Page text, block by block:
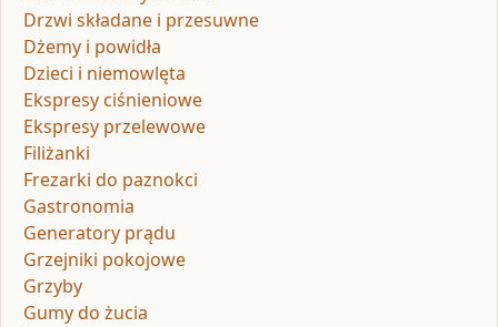
Drzwi składane i przesuwne
Dżemy i powidła
Dzieci i niemowlęta
Ekspresy ciśnieniowe
Ekspresy przelewowe
Filiżanki
Frezarki do paznokci
Gastronomia
Generatory prądu
Grzejniki pokojowe
Grzyby
Gumy do żucia